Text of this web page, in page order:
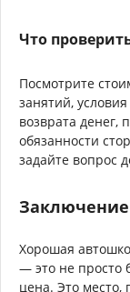
Что
Посмотрите
занятий,
возврата денег,
обязанности
задайте вопрос
Заключение
Хорошая
— это не просто
цена. Это место,